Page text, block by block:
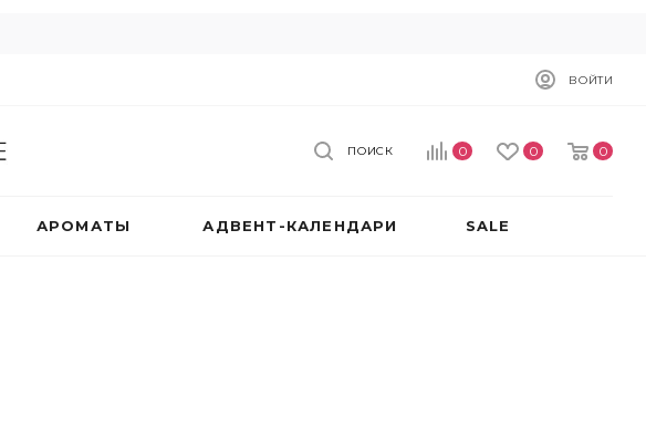
ВОЙТИ
0 0 0
ПОИСК
АРОМАТЫ АДВЕНТ-КАЛЕНДАРИ SALE